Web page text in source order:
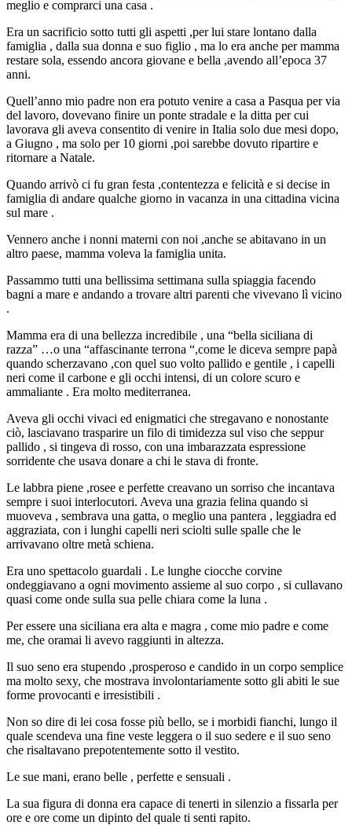
meglio e comprarci una casa .
Era un sacrificio sotto tutti gli aspetti ,per lui stare lontano dalla
famiglia , dalla sua donna e suo figlio , ma lo era anche per mamma
restare sola, essendo ancora giovane e bella ,avendo all’epoca 37
anni.
Quell’anno mio padre non era potuto venire a casa a Pasqua per via
del lavoro, dovevano finire un ponte stradale e la ditta per cui
lavorava gli aveva consentito di venire in Italia solo due mesi dopo,
a Giugno , ma solo per 10 giorni ,poi sarebbe dovuto ripartire e
ritornare a Natale.
Quando arrivò ci fu gran festa ,contentezza e felicità e si decise in
famiglia di andare qualche giorno in vacanza in una cittadina vicina
sul mare .
Vennero anche i nonni materni con noi ,anche se abitavano in un
altro paese, mamma voleva la famiglia unita.
Passammo tutti una bellissima settimana sulla spiaggia facendo
bagni a mare e andando a trovare altri parenti che vivevano lì vicino
.
Mamma era di una bellezza incredibile , una “bella siciliana di
razza” …o una “affascinante terrona “,come le diceva sempre papà
quando scherzavano ,con quel suo volto pallido e gentile , i capelli
neri come il carbone e gli occhi intensi, di un colore scuro e
ammaliante . Era molto mediterranea.
Aveva gli occhi vivaci ed enigmatici che stregavano e nonostante
ciò, lasciavano trasparire un filo di timidezza sul viso che seppur
pallido , si tingeva di rosso, con una imbarazzata espressione
sorridente che usava donare a chi le stava di fronte.
Le labbra piene ,rosee e perfette creavano un sorriso che incantava
sempre i suoi interlocutori. Aveva una grazia felina quando si
muoveva , sembrava una gatta, o meglio una pantera , leggiadra ed
aggraziata, con i lunghi capelli neri sciolti sulle spalle che le
arrivavano oltre metà schiena.
Era uno spettacolo guardali . Le lunghe ciocche corvine
ondeggiavano a ogni movimento assieme al suo corpo , si cullavano
quasi come onde sulla sua pelle chiara come la luna .
Per essere una siciliana era alta e magra , come mio padre e come
me, che oramai li avevo raggiunti in altezza.
Il suo seno era stupendo ,prosperoso e candido in un corpo semplice
ma molto sexy, che mostrava involontariamente sotto gli abiti le sue
forme provocanti e irresistibili .
Non so dire di lei cosa fosse più bello, se i morbidi fianchi, lungo il
quale scendeva una fine veste leggera o il suo sedere e il suo seno
che risaltavano prepotentemente sotto il vestito.
Le sue mani, erano belle , perfette e sensuali .
La sua figura di donna era capace di tenerti in silenzio a fissarla per
ore e ore come un dipinto del quale ti senti rapito.